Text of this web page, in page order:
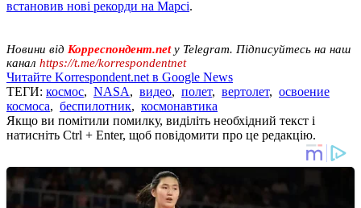
встановив нові рекорди на Марсі.
Новини від Корреспондент.netу Telegram. Підписуйтесь на наш
канал https://t.me/korrespondentnet
Читайте Korrespondent.net в Google News
ТЕГИ: космос, NASA, видео, полет, вертолет, освоение
космоса, беспилотник, космонавтика
Якщо ви помітили помилку, виділіть необхідний текст і
натисніть Ctrl + Enter, щоб повідомити про це редакцію.